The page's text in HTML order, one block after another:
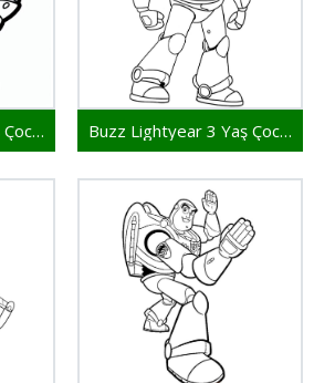
Buzz Lightyear 5 Yaş Çocuklar İçin Buzz Lightyear 3 Yaş Çocuklar İçin